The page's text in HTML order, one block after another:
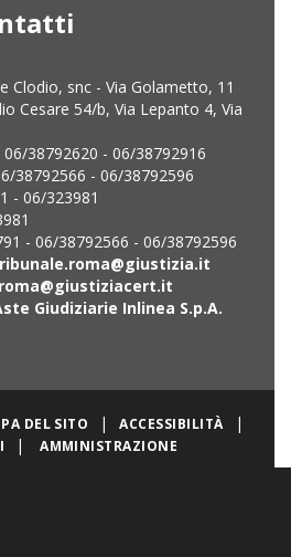
Clodio, snc - Via Golametto, 11
Cesare 54/b, Via Lepanto 4, Via
38792620 - 06/38792916
38792566 - 06/38792596
- 06/323981
- 06/38792566 - 06/38792596
Giudiziarie Inlinea S.p.A.
DEL SITO | ACCESSIBILITÀ |
| AMMINISTRAZIONE